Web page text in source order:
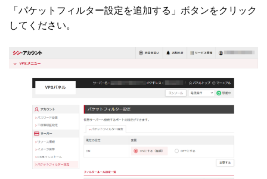
「パケットフィルター設定を追加する」ボタンをクリック
してください。